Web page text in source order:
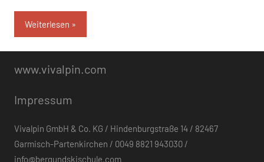
Weiterlesen
www.vivalpin.com
Impressum
Vivalpin GmbH & Co. KG / Hindenburgstraße 14 / 82467
Garmisch-Partenkirchen / 0049 8821 943030 /
info@bergundskischule.com